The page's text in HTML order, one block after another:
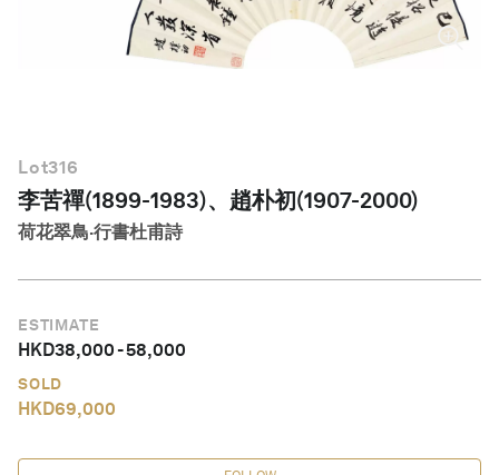
Lot316
李苦禪(1899-1983)、趙朴初(1907-2000)
荷花翠鳥·行書杜甫詩
ESTIMATE
HKD38,000-58,000
SOLD
HKD69,000